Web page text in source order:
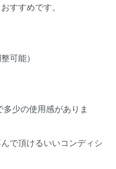
すすめです。
可能）
少の使用感がありま
で頂けるいいコンディシ